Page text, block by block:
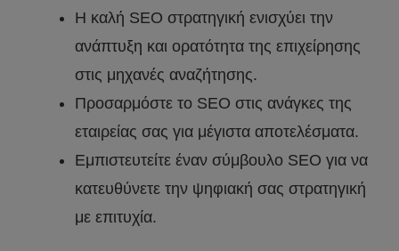
Η καλή SEO στρατηγική ενισχύει την
ανάπτυξη και ορατότητα της επιχείρησης
στις μηχανές αναζήτησης.
Προσαρμόστε το SEO στις ανάγκες της
εταιρείας σας για μέγιστα αποτελέσματα.
Εμπιστευτείτε έναν σύμβουλο SEO για να
κατευθύνετε την ψηφιακή σας στρατηγική
με επιτυχία.